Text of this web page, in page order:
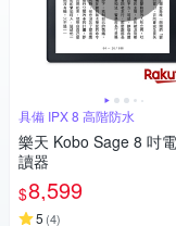
具備 IPX 8 高階防水
樂天 Kobo Sage 8 吋
讀器
$8,599
5 (4)